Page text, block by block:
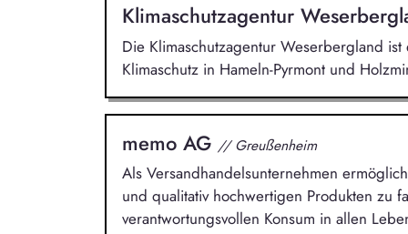
Klimaschutzagentur
Die Klimaschutzagentur Weserbergland
Klimaschutz in Hameln-Pyrmont und
memo AG // Greußenheim
Als Versandhandelsunternehmen
und qualitativ hochwertigen Produkten zu
verantwortungsvollen Konsum in allen